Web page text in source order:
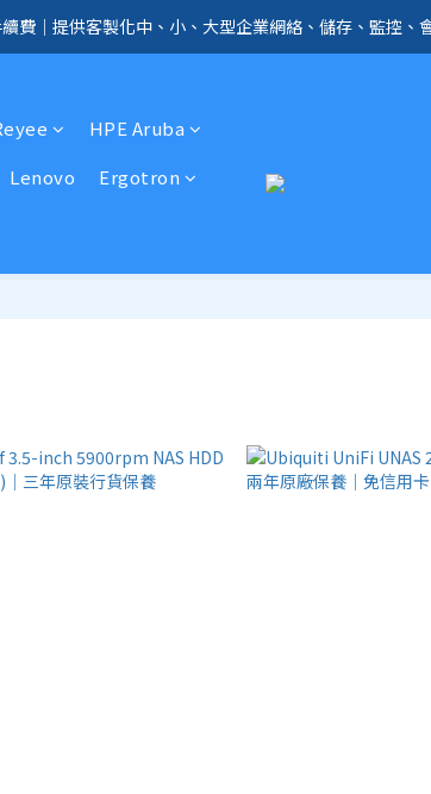
信用卡手續費、購物滿 HK$1000，即享免運優惠！（
費｜提供客製化中、小、大型企業網絡、儲存、監控
HPE Aruba
Lenovo
Ergotron